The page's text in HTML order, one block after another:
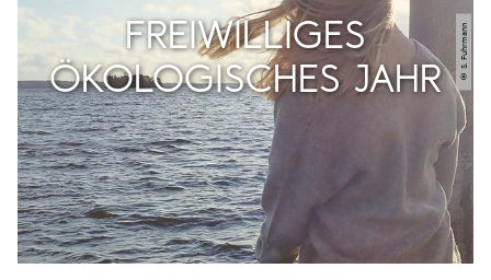
© S. Fuhrmann
FREIWILLIGES
ÖKOLOGISCHES JAHR